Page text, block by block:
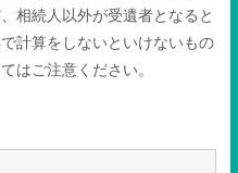
相続人以外が受遺者となると
計算をしないといけないもの
はご注意ください。